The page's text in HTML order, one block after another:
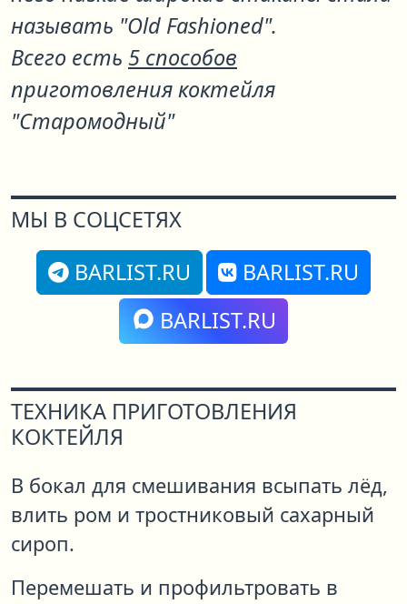
называть "Old Fashioned".
Всего есть 5 способов
приготовления коктейля
"Старомодный"
МЫ В СОЦСЕТЯХ
BARLIST.RU
BARLIST.RU
BARLIST.RU
ТЕХНИКА ПРИГОТОВЛЕНИЯ
КОКТЕЙЛЯ
В бокал для смешивания всыпать лёд,
влить ром и тростниковый сахарный
сироп.
Перемешать и профильтровать в